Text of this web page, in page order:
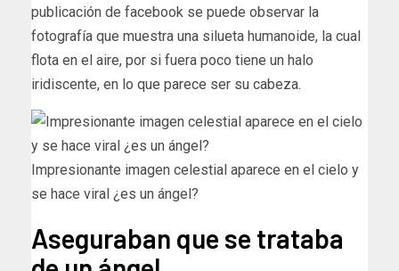
publicación de facebook se puede observar la
fotografía que muestra una silueta humanoide, la cual
flota en el aire, por si fuera poco tiene un halo
iridiscente, en lo que parece ser su cabeza.
Impresionante imagen celestial aparece en el cielo y
se hace viral ¿es un ángel?
Aseguraban que se trataba